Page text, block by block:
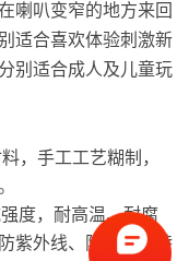
喇叭变窄的地方来回
适合喜欢体验刺激新
别适合成人及儿童玩
，手工工艺糊制，
度，耐高温、耐腐
紫外线、防褪色等特